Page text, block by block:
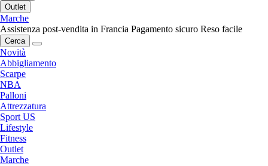
Outlet
Marche
Assistenza post-vendita in Francia Pagamento sicuro Reso facile
Cerca
Novità
Abbigliamento
Scarpe
NBA
Palloni
Attrezzatura
Sport US
Lifestyle
Fitness
Outlet
Marche